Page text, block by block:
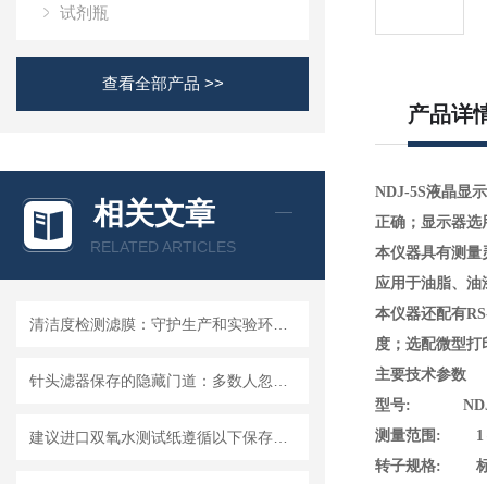
试剂瓶
查看全部产品 >>
相关文章
RELATED ARTICLES
产品详
NDJ-5S液晶显
正确；显示器选
本仪器具有测量
应用于油脂、油
本仪器还配有
度；选配微型打
主要技术参数
型号:
测量范围: 1～
转子规格: 标配